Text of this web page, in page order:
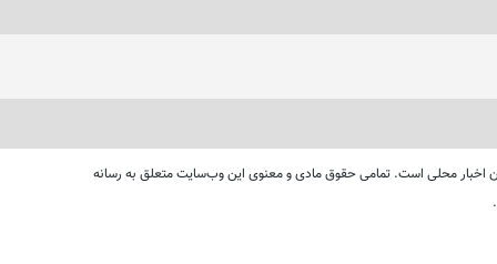
کردن اخبار محلی است. تمامی حقوق مادی و معنوی این وب‌سایت متعلق به رسانه